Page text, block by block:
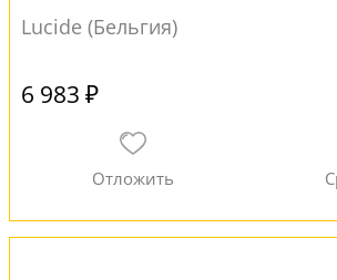
Lucide (Бельгия)
6 983 ₽